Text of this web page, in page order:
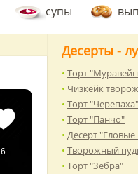
супы
6
Десерты -
Торт
Чизкейк
Торт "Черепаха"
Торт "Панчо"
Десерт
Творожный
Торт "Зебра"